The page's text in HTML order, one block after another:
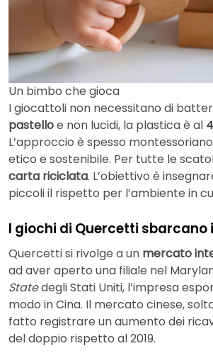
Un bimbo che gioca
I giocattoli non necessitano di
pastelloe non lucidi, la plastica è al
L’approccio è spesso
etico e sostenibile. Per tutte le
carta riciclata. L’obiettivo è
piccoli il rispetto per l’ambiente in
I giochi di Quercetti sbarcano
Quercetti si rivolge a un mercato
ad aver aperto una filiale nel
Statedegli Stati Uniti, l’impresa
modo in Cina. Il mercato cinese,
fatto registrare un aumento dei
del doppio rispetto al 2019.